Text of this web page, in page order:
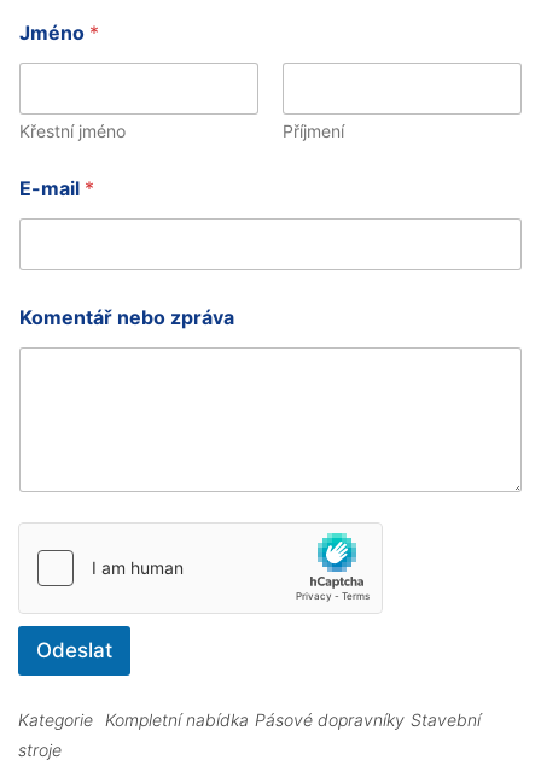
e
b
m
o
z
r
v
Jméno *
Křestní jméno Příjmení
E-mail *
Komentář nebo zpráva
Odeslat
Kategorie Kompletní nabídka Pásové dopravníky Stavební
stroje